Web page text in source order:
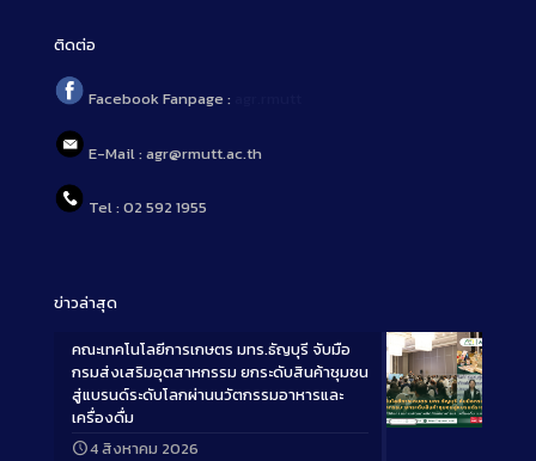
ติดต่อ
Facebook Fanpage :
E-Mail : agr@rmutt.ac.th
Tel : 02 592 1955
ข่าวล่าสุด
Long
คณะเทคโนโลยีการเกษตร มทร.ธัญบุรี จับมือ
กรมส่งเสริมอุตสาหกรรม ยกระดับสินค้าชุมชน
สู่แบรนด์ระดับโลกผ่านนวัตกรรมอาหารและ
เครื่องดื่ม
4 สิงหาคม 2026